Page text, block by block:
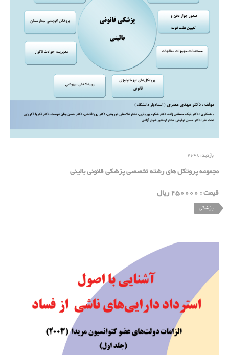
بازدید: 2648
مجموعه پروتکل های رشته تخصصی پزشکی قانونی بالینی
قیمت : 250000 ریال
پزشکی